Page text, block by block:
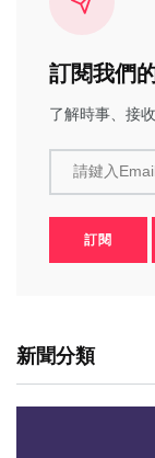
訂閱我們
了解時事、接
請鍵入Email
訂閱
新聞分類